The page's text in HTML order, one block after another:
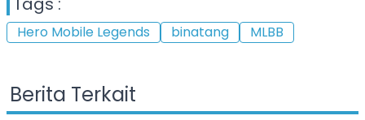
Hero Mobile Legends binatang MLBB
Berita Terkait